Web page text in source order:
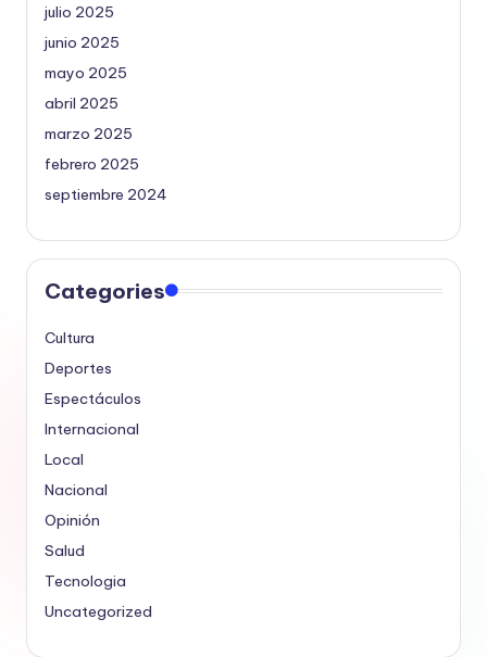
julio 2025
junio 2025
mayo 2025
abril 2025
marzo 2025
febrero 2025
septiembre 2024
Categories
Cultura
Deportes
Espectáculos
Internacional
Local
Nacional
Opinión
Salud
Tecnologia
Uncategorized